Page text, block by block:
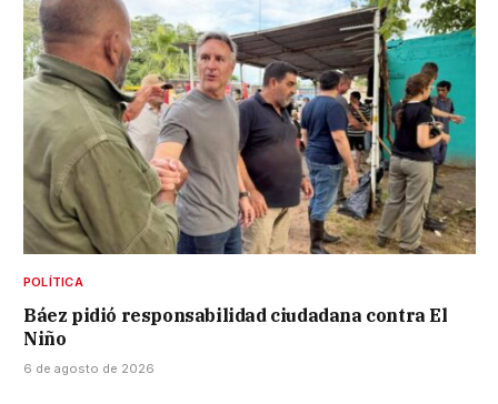
POLÍTICA
Báez pidió responsabilidad ciudadana contra El
Niño
6 de agosto de 2026